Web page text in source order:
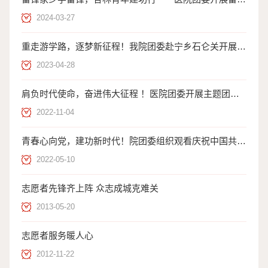
2024-03-27
重走游学路，逐梦新征程！我院团委赴宁乡石仑关开展“五四”青年节主题活动
2023-04-28
肩负时代使命，奋进伟大征程 ！医院团委开展主题团日活动
2022-11-04
青春心向党，建功新时代！院团委组织观看庆祝中国共产主义青年团成立100周年大会
2022-05-10
志愿者先锋齐上阵 众志成城克难关
2013-05-20
志愿者服务暖人心
2012-11-22